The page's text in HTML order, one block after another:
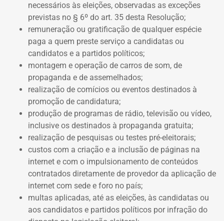
necessários às eleições, observadas as exceções
previstas no § 6º do art. 35 desta Resolução;
remuneração ou gratificação de qualquer espécie
paga a quem preste serviço a candidatas ou
candidatos e a partidos políticos;
montagem e operação de carros de som, de
propaganda e de assemelhados;
realização de comícios ou eventos destinados à
promoção de candidatura;
produção de programas de rádio, televisão ou vídeo,
inclusive os destinados à propaganda gratuita;
realização de pesquisas ou testes pré-eleitorais;
custos com a criação e a inclusão de páginas na
internet e com o impulsionamento de conteúdos
contratados diretamente de provedor da aplicação de
internet com sede e foro no país;
multas aplicadas, até as eleições, às candidatas ou
aos candidatos e partidos políticos por infração do